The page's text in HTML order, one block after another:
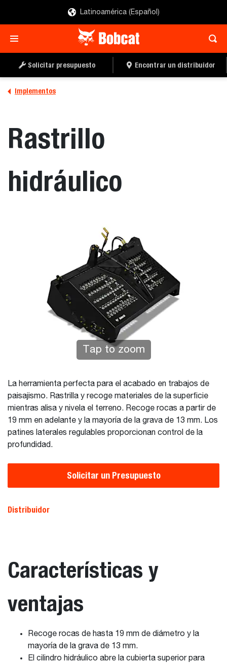
Latinoamérica (Español)
Solicitar presupuesto Encontrar un distribuidor
Implementos
Rastrillo
hidráulico
Tap to zoom
La herramienta perfecta para el acabado en trabajos de
paisajismo. Rastrilla y recoge materiales de la superficie
mientras alisa y nivela el terreno. Recoge rocas a partir de
19 mm en adelante y la mayoría de la grava de 13 mm. Los
patines laterales regulables proporcionan control de la
profundidad.
Solicitar un Presupuesto
Distribuidor
Características y
ventajas
Recoge rocas de hasta 19 mm de diámetro y la
mayoría de la grava de 13 mm.
El cilindro hidráulico abre la cubierta superior para
LOCALIZAR UN